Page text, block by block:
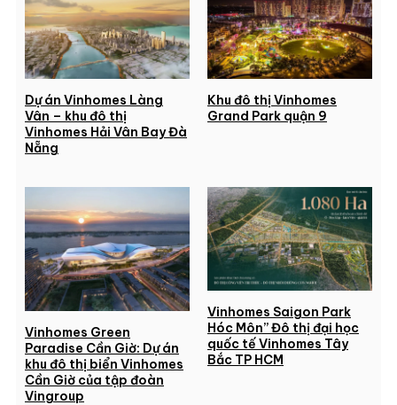
Dự án Vinhomes Làng
Vân – khu đô thị
Vinhomes Hải Vân Bay Đà
Nẵng
Khu đô thị Vinhomes
Grand Park quận 9
Vinhomes Green
Paradise Cần Giờ: Dự án
khu đô thị biển Vinhomes
Cần Giờ của tập đoàn
Vingroup
Vinhomes Saigon Park
Hóc Môn” Đô thị đại học
quốc tế Vinhomes Tây
Bắc TP HCM